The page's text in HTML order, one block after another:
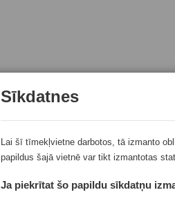
Sīkdatnes
Lai šī tīmekļvietne darbotos, tā izmanto
papildus šajā vietnē var tikt izmantotas
Ja piekrītat šo papildu sīkdatņu